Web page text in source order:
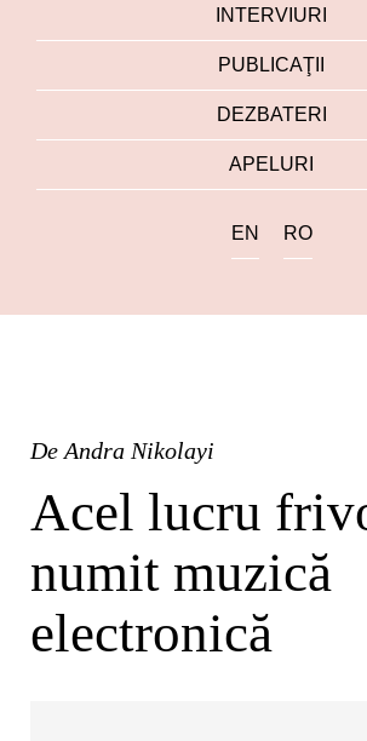
INTERVIURI
PUBLICAŢII
DEZBATERI
APELURI
EN RO
De Andra Nikolayi
Acel lucru
numit muzică
electronică